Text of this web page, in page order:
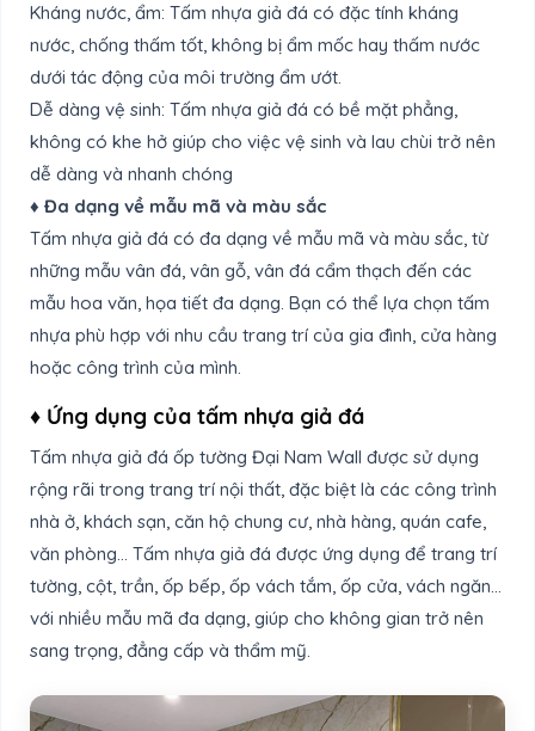
Kháng nước, ẩm: Tấm nhựa giả đá có đặc tính kháng
nước, chống thấm tốt, không bị ẩm mốc hay thấm nước
dưới tác động của môi trường ẩm ướt.
Dễ dàng vệ sinh: Tấm nhựa giả đá có bề mặt phẳng,
không có khe hở giúp cho việc vệ sinh và lau chùi trở nên
dễ dàng và nhanh chóng
♦ Đa dạng về mẫu mã và màu sắc
Tấm nhựa giả đá có đa dạng về mẫu mã và màu sắc, từ
những mẫu vân đá, vân gỗ, vân đá cẩm thạch đến các
mẫu hoa văn, họa tiết đa dạng. Bạn có thể lựa chọn tấm
nhựa phù hợp với nhu cầu trang trí của gia đình, cửa hàng
hoặc công trình của mình.
♦ Ứng dụng của tấm nhựa giả đá
Tấm nhựa giả đá ốp tường Đại Nam Wall được sử dụng
rộng rãi trong trang trí nội thất, đặc biệt là các công trình
nhà ở, khách sạn, căn hộ chung cư, nhà hàng, quán cafe,
văn phòng… Tấm nhựa giả đá được ứng dụng để trang trí
tường, cột, trần, ốp bếp, ốp vách tắm, ốp cửa, vách ngăn…
với nhiều mẫu mã đa dạng, giúp cho không gian trở nên
sang trọng, đẳng cấp và thẩm mỹ.